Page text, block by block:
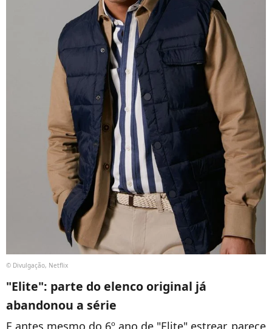
© Divulgação, Netflix
"Elite": parte do elenco original já
abandonou a série
E antes mesmo do 6º ano de "Elite" estrear, parece